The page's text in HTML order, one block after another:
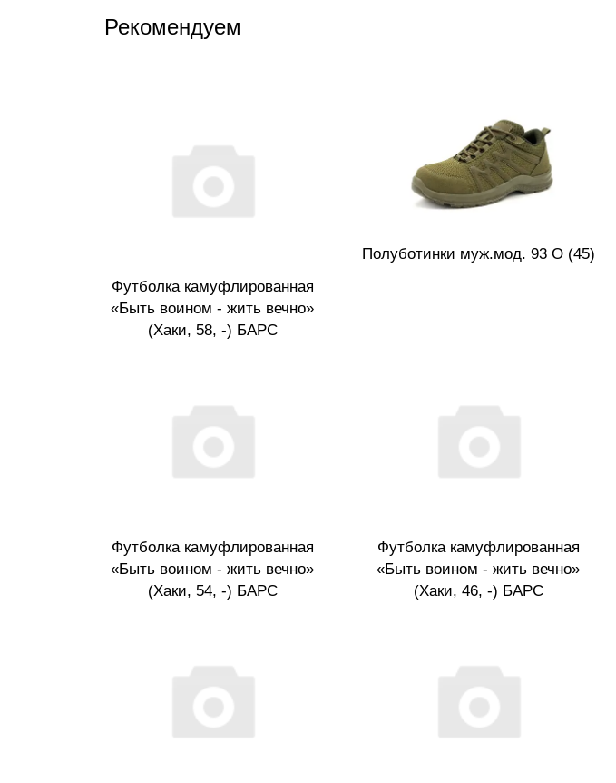
Рекомендуем
Футболка камуфлированная
«Быть воином - жить вечно»
(Хаки, 58, -) БАРС
Полуботинки муж.мод. 93 О (45)
Футболка камуфлированная
«Быть воином - жить вечно»
(Хаки, 54, -) БАРС
Футболка камуфлированная
«Быть воином - жить вечно»
(Хаки, 46, -) БАРС